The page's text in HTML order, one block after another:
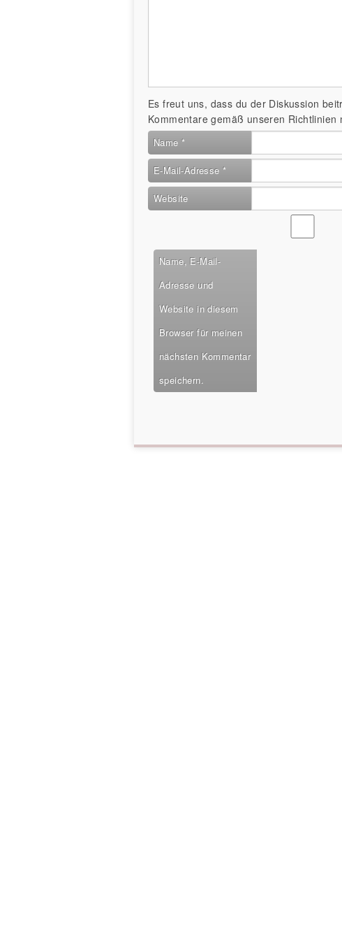
Es freut uns, dass du der Diskussion
Kommentare gemäß unseren Richtlinien
Name *
E-Mail-Adresse *
Website
Name, E-Mail-
Adresse und
Website in diesem
Browser für meinen
nächsten Kommentar
speichern.